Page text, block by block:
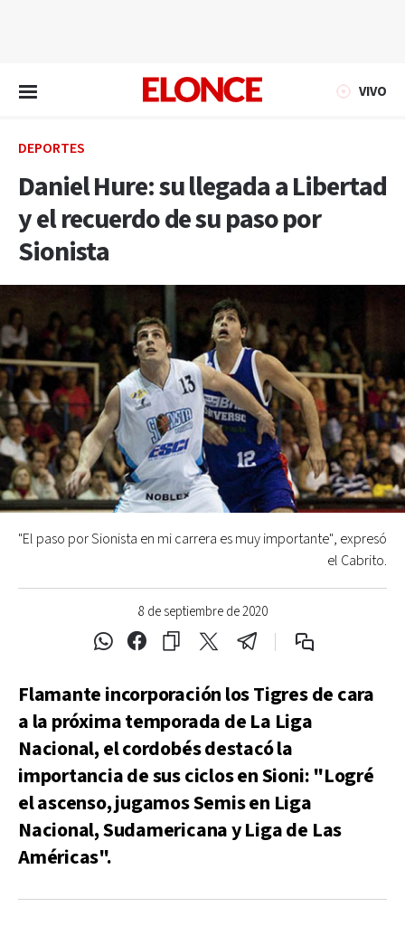
VIVO
DEPORTES
Daniel Hure: su llegada a Libertad
y el recuerdo de su paso por
Sionista
8 de septiembre de 2020
"El paso por Sionista en mi carrera es muy importante", expresó
el Cabrito.
Flamante incorporación los Tigres de cara
a la próxima temporada de La Liga
Nacional, el cordobés destacó la
importancia de sus ciclos en Sioni: "Logré
el ascenso, jugamos Semis en Liga
Nacional, Sudamericana y Liga de Las
Américas".